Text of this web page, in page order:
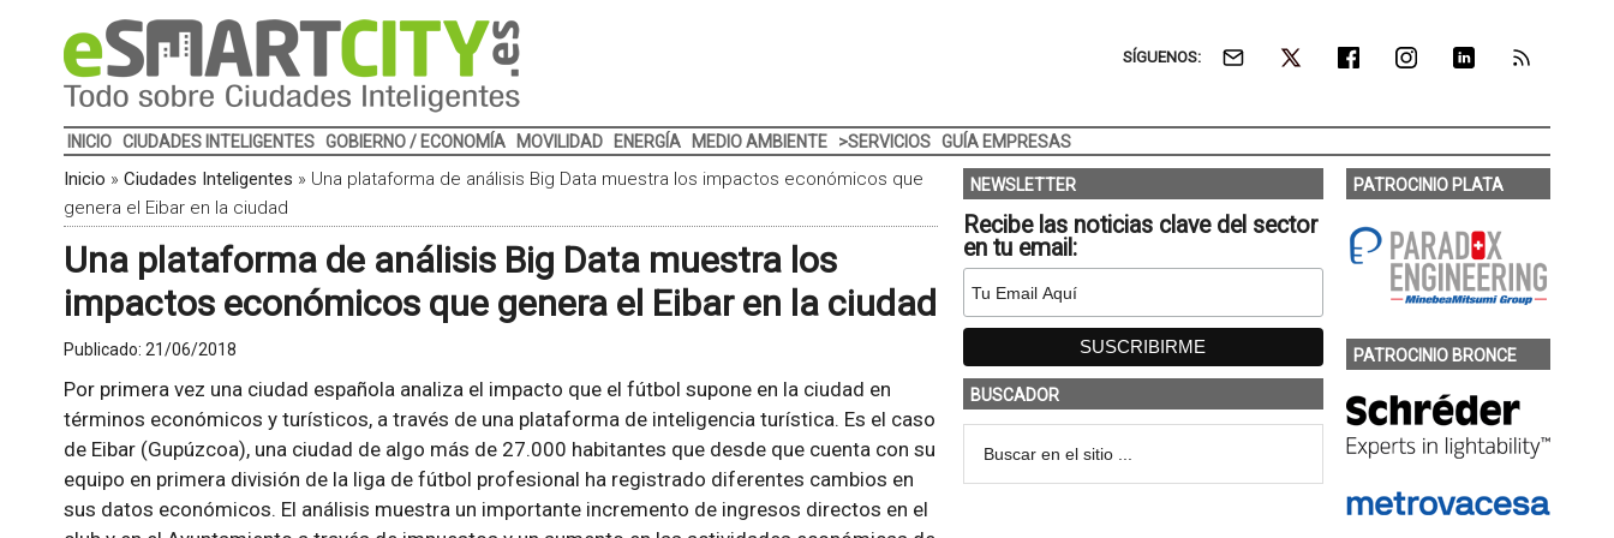
SÍGUENOS:
INICIO CIUDADES INTELIGENTES GOBIERNO / ECONOMÍA MOVILIDAD ENERGÍA MEDIO AMBIENTE >SERVICIOS GUÍA EMPRESAS
Inicio » Ciudades Inteligentes » Una plataforma de análisis Big Data muestra los impactos económicos que
genera el Eibar en la ciudad
Una plataforma de análisis Big Data muestra los
impactos económicos que genera el Eibar en la ciudad
Publicado: 21/06/2018
Por primera vez una ciudad española analiza el impacto que el fútbol supone en la ciudad en
términos económicos y turísticos, a través de una plataforma de inteligencia turística. Es el caso
de Eibar (Gupúzcoa), una ciudad de algo más de 27.000 habitantes que desde que cuenta con su
equipo en primera división de la liga de fútbol profesional ha registrado diferentes cambios en
sus datos económicos. El análisis muestra un importante incremento de ingresos directos en el
NEWSLETTER
Recibe las noticias clave del sector
en tu email:
BUSCADOR
PATROCINIO PLATA
PATROCINIO BRONCE